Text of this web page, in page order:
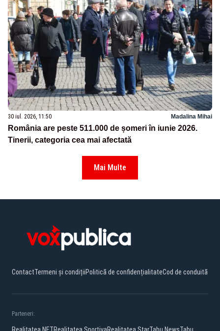
30 iul. 2026, 11:50 Madalina Mihai
România are peste 511.000 de șomeri în iunie 2026.
Tinerii, categoria cea mai afectată
Mai Multe
ContactTermeni și condițiiPolitică de confidențialitateCod de conduită
Parteneri: